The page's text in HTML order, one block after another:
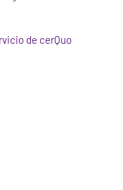
de cerQuo